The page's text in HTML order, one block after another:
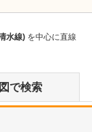
水線) を中心に直線
で検索